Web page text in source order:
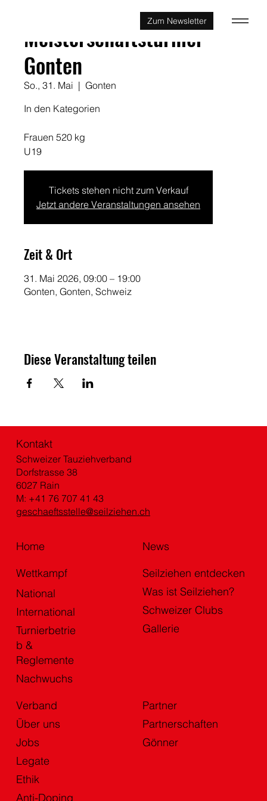
Zum Newsletter
Meisterschaftsturnier
Gonten
So., 31. Mai
  |
Gonten
In den Kategorien
Frauen 520 kg
U19
Tickets stehen nicht zum Verkauf
Jetzt andere Veranstaltungen ansehen
Zeit & Ort
31. Mai 2026, 09:00 – 19:00
Gonten, Gonten, Schweiz
Diese Veranstaltung teilen
Kontakt
Schweizer Tauziehverband
Dorfstrasse 38
6027 Rain
M: +41 76 707 41 43
geschaeftsstelle@seilziehen.ch
Home
Verband
Über uns
Jobs
Legate
Ethik
Anti-Doping
Partner
Partnerschaften
Gönner
Wettkampf
National
International
Turnierbetrie
b &
Reglemente
Nachwuchs
Seilziehen entdecken
Was ist Seilziehen?
Schweizer Clubs
Gallerie
News